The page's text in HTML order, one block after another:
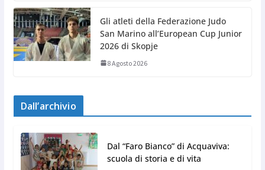
Gli atleti della Federazione Judo
San Marino all’European Cup Junior
2026 di Skopje
8 Agosto 2026
Dall’archivio
Dal “Faro Bianco” di Acquaviva:
scuola di storia e di vita